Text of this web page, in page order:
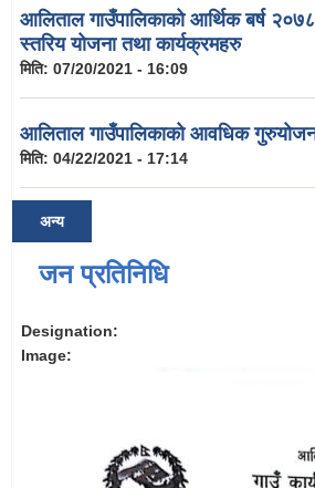
आलिताल गाउँपालिकाको आर्थिक बर्ष
स्तरिय योजना तथा कार्यक्रमहरु
मिति: 07/20/2021 - 16:09
आलिताल गाउँपालिकाको आवधिक
मिति: 04/22/2021 - 17:14
अन्य
जन प्रतिनिधि
Designation:
Image: